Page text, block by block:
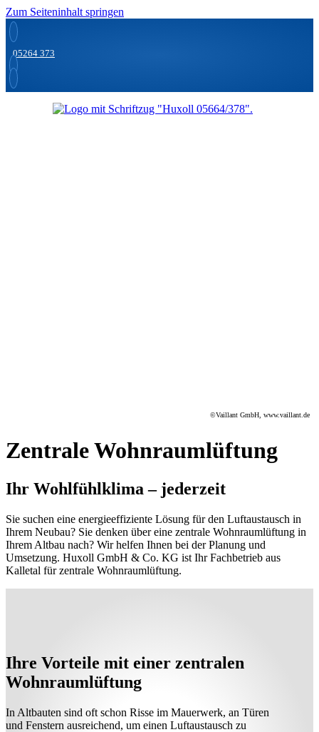
Zum Seiteninhalt springen
05264 373
©Vaillant GmbH, www.vaillant.de
Zentrale Wohnraumlüftung
Ihr Wohlfühlklima – jederzeit
Sie suchen eine energieeffiziente Lösung für den Luftaustausch in
Ihrem Neubau? Sie denken über eine zentrale Wohnraumlüftung in
Ihrem Altbau nach? Wir helfen Ihnen bei der Planung und
Umsetzung. Huxoll GmbH & Co. KG ist Ihr Fachbetrieb aus
Kalletal für zentrale Wohnraumlüftung.
Ihre Vorteile mit einer zentralen
Wohnraumlüftung
In Altbauten sind oft schon Risse im Mauerwerk, an Türen
und Fenstern ausreichend, um einen Luftaustausch zu